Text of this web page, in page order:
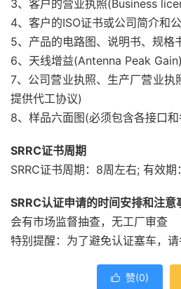
3、客户的营业执照(Business
4、客户的ISO证书或公司简介和
5、产品的电路图、说明书、规格
6、天线增益(Antenna Peak
7、公司营业执照、生产厂营业执
提供代工协议)
8、样品六面图(必须包含各接口
SRRC证书周期
SRRC证书周期：8周左右; 有效期
SRRC认证申请的时间安排和注意
会有市场监督抽查，无工厂审查
特别提醒：为了避免认证塞车，请
 赞(0)